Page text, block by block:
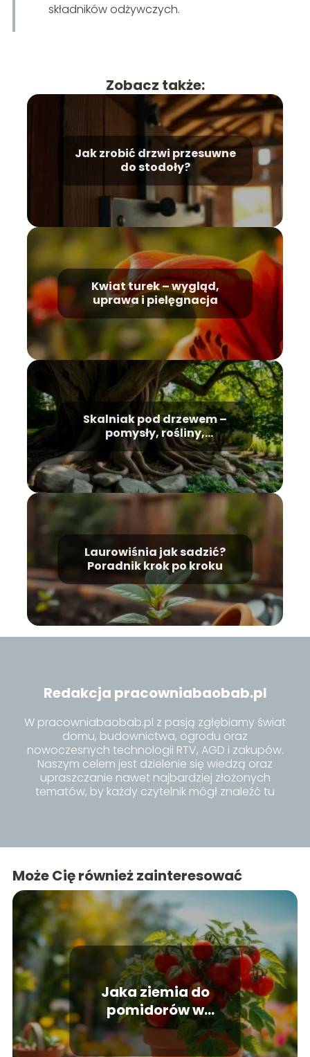
składników odżywczych.
Zobacz także:
Jak zrobić drzwi przesuwne
do stodoły?
Kwiat turek – wygląd,
uprawa i pielęgnacja
Skalniak pod drzewem –
pomysły, rośliny,
pielęgnacja
Laurowiśnia jak sadzić?
Poradnik krok po kroku
Redakcja pracowniabaobab.pl
W pracowniabaobab.pl z pasją zgłębiamy świat
domu, budownictwa, ogrodu oraz
nowoczesnych technologii RTV, AGD i zakupów.
Naszym celem jest dzielenie się wiedzą oraz
upraszczanie nawet najbardziej złożonych
tematów, by każdy czytelnik mógł znaleźć tu
Może Cię również zainteresować
Jaka ziemia do
pomidorów w
doniczce? Wybór
idealnej mieszanki